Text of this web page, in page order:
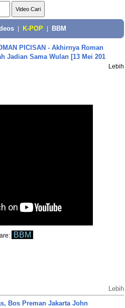
K-POP BBM
PICISAN - Akhirnya Roman
Jadian Sama Wulan [13 Mei 201
Lebih
BBM
Lebih
Bos Preman Jakarta John